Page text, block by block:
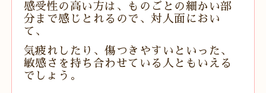
感受性の高い方は、ものごとの細かい部
分まで感じとれるので、対人面におい
て、
気疲れしたり、傷つきやすいといった、
敏感さを持ち合わせている人ともいえる
でしょう。